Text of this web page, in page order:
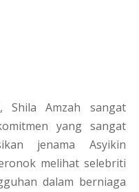
Shila Amzah sangat
yang sangat
jenama Asyikin
melihat selebriti
dalam berniaga